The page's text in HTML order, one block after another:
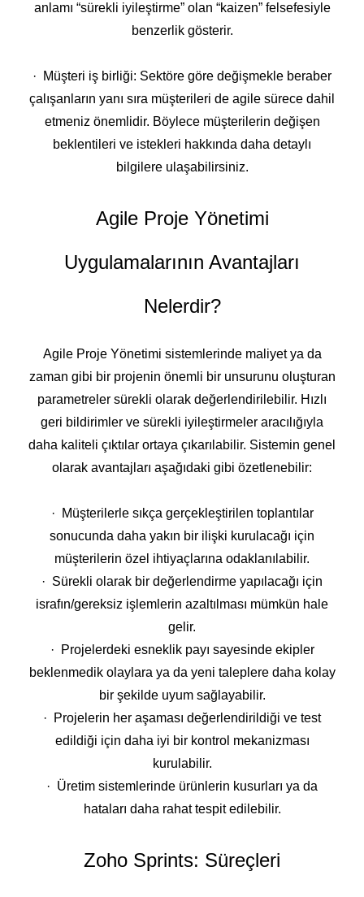
anlamı “sürekli iyileştirme” olan “kaizen” felsefesiyle
benzerlik gösterir.
· Müşteri iş birliği: Sektöre göre değişmekle beraber
çalışanların yanı sıra müşterileri de agile sürece dahil
etmeniz önemlidir. Böylece müşterilerin değişen
beklentileri ve istekleri hakkında daha detaylı
bilgilere ulaşabilirsiniz.
Agile Proje Yönetimi
Uygulamalarının Avantajları
Nelerdir?
Agile Proje Yönetimi sistemlerinde maliyet ya da
zaman gibi bir projenin önemli bir unsurunu oluşturan
parametreler sürekli olarak değerlendirilebilir. Hızlı
geri bildirimler ve sürekli iyileştirmeler aracılığıyla
daha kaliteli çıktılar ortaya çıkarılabilir. Sistemin genel
olarak avantajları aşağıdaki gibi özetlenebilir:
· Müşterilerle sıkça gerçekleştirilen toplantılar
sonucunda daha yakın bir ilişki kurulacağı için
müşterilerin özel ihtiyaçlarına odaklanılabilir.
· Sürekli olarak bir değerlendirme yapılacağı için
israfın/gereksiz işlemlerin azaltılması mümkün hale
gelir.
· Projelerdeki esneklik payı sayesinde ekipler
beklenmedik olaylara ya da yeni taleplere daha kolay
bir şekilde uyum sağlayabilir.
· Projelerin her aşaması değerlendirildiği ve test
edildiği için daha iyi bir kontrol mekanizması
kurulabilir.
· Üretim sistemlerinde ürünlerin kusurları ya da
hataları daha rahat tespit edilebilir.
Zoho Sprints: Süreçleri